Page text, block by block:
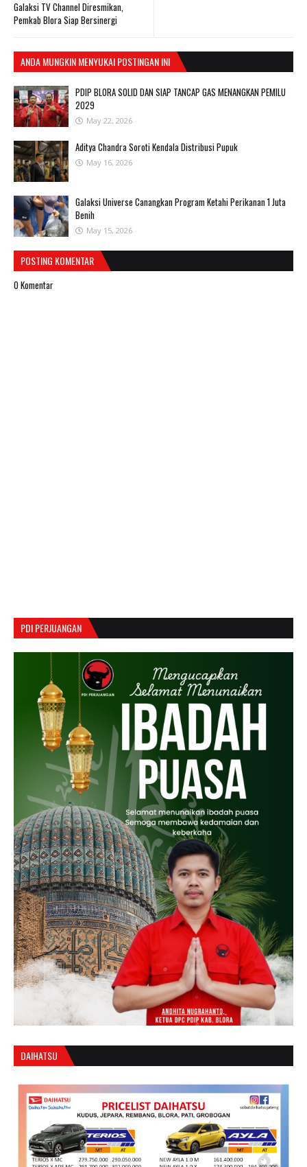
Galaksi TV Channel Diresmikan,
Pemkab Blora Siap Bersinergi
ANDA MUNGKIN MENYUKAI POSTINGAN INI
PDIP BLORA SOLID DAN SIAP TANCAP GAS MENANGKAN PEMILU
2029
May 22, 2026
Aditya Chandra Soroti Kendala Distribusi Pupuk
May 16, 2026
Galaksi Universe Canangkan Program Ketahi Perikanan 1 Juta
Benih
May 15, 2026
POSTING KOMENTAR
0 Komentar
PDI PERJUANGAN
DAIHATSU